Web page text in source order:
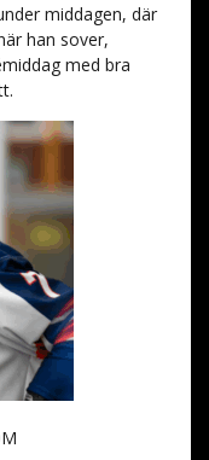
middagen, där
han sover,
med bra